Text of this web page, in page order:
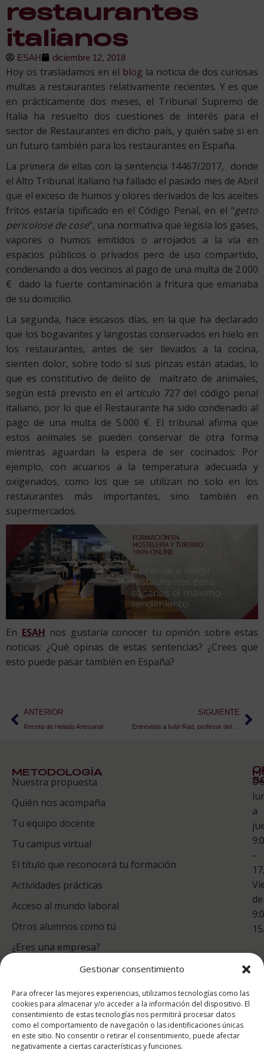
Gestionar consentimiento
Para ofrecer las mejores experiencias, utilizamos tecnologías como las
cookies para almacenar y/o acceder a la información del dispositivo. El
consentimiento de estas tecnologías nos permitirá procesar datos
como el comportamiento de navegación o las identificaciones únicas
en este sitio. No consentir o retirar el consentimiento, puede afectar
negativamente a ciertas características y funciones.
restaurantes
italianos
ESAH diciembre 12, 2018
Hoy os trasladamos en el blog la noticia de dos curiosas
multas a restaurantes relativamente recientes. Y es que
en prácticamente dos meses, el Tribunal Supremo de
Italia ha resuelto dos cuestiones de interés para el
sector de Restaurantes en dicho país, y quién sabe si en
un futuro también para los restaurantes en España.
La primera de ellas con la sentencia 14467/2017, donde
el Alto Tribunal italiano ha fallado el pasado mes de Abril
que el exceso de humos y olores derivados de los aceites
fritos estaría tipificado en el Código Penal, en el “getto
pericolose de cose”, una normativa que legisla los gases,
vapores o humos emitidos o arrojados a la vía en
espacios públicos o privados pero de uso compartido,
condenando a dos vecinos al pago de una multa de 2.000
€ dado la fuerte contaminación a fritura que emanaba
de su domicilio.
La segunda, hace escasos días, en la que ha declarado
que los bogavantes y langostas conservados en hielo en
los restaurantes, antes de ser llevados a la cocina,
sienten dolor, sobre todo si sus pinzas están atadas, lo
que es constitutivo de delito de maltrato de animales,
según está previsto en el artículo 727 del código penal
italiano, por lo que el Restaurante ha sido condenado al
pago de una multa de 5.000 €. El tribunal afirma que
estos animales se pueden conservar de otra forma
mientras aguardan la espera de ser cocinados: Por
ejemplo, con acuarios a la temperatura adecuada y
oxigenados, como los que se utilizan no solo en los
restaurantes más importantes, sino también en
supermercados.
En ESAH nos gustaría conocer tu opinión sobre estas
noticias: ¿Qué opinas de estas sentencias? ¿Crees que
esto puede pasar también en España?
ANTERIOR
Receta de Helado Artesanal
SIGUIENTE
METODOLOGÍA
Nuestra propuesta
Quién nos acompaña
Tu equipo docente
Tu campus virtual
El título que reconocerá tu formación
Actividades prácticas
Acceso al mundo laboral
Otros alumnos como tú
¿Eres una empresa?
Te
De
a
–
de
puntuación para ESAH
9.4/10
basado en1331
Valoraciones soportado por
eKomi